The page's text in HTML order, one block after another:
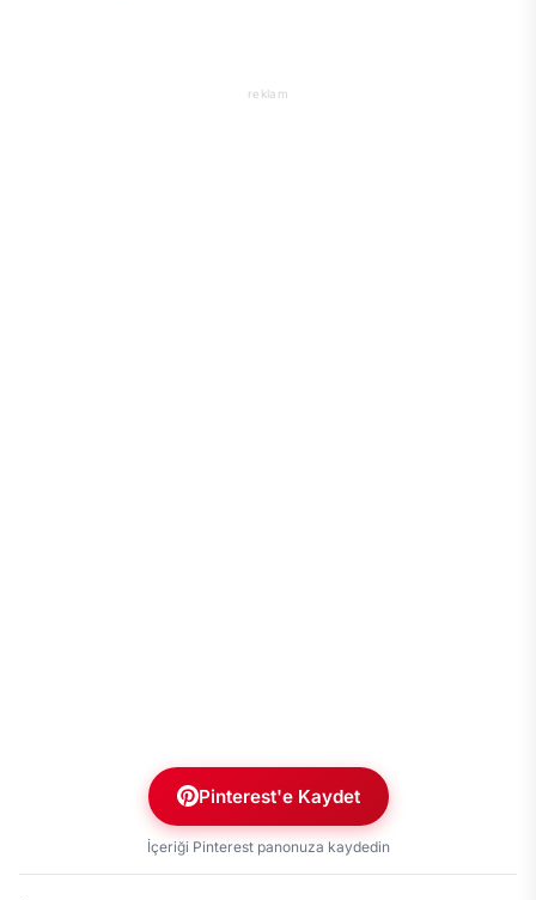
reklam
Pinterest'e Kaydet
İçeriği Pinterest panonuza kaydedin